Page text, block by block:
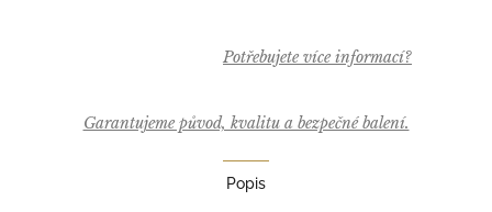
Garantujeme původ, kvalitu a bezpečné balení.
Popis